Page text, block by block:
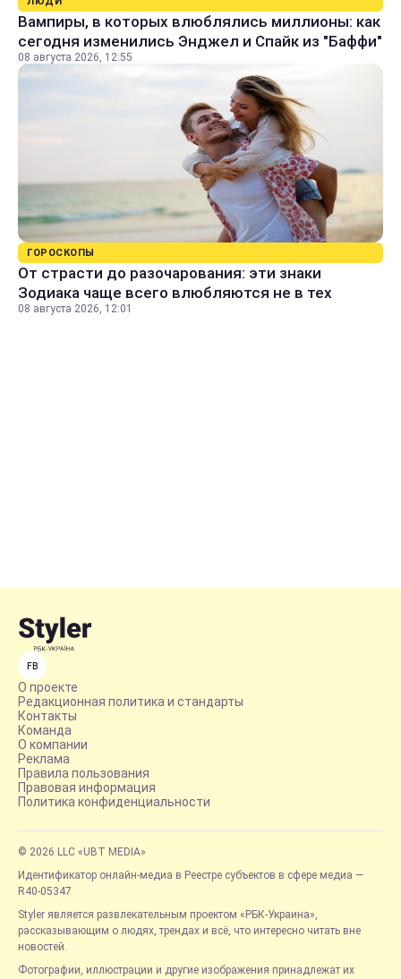
Вампиры, в которых влюблялись миллионы: как
сегодня изменились Энджел и Спайк из "Баффи"
08 августа 2026, 12:55
ГОРОСКОПЫ
От страсти до разочарования: эти знаки
Зодиака чаще всего влюбляются не в тех
08 августа 2026, 12:01
FB
О проекте
Редакционная политика и стандарты
Контакты
Команда
О компании
Реклама
Правила пользования
Правовая информация
Политика конфиденциальности
© 2026 LLC «UBT MEDIA»
Идентификатор онлайн-медиа в Реестре субъектов в сфере медиа —
R40-05347
Styler является развлекательным проектом «РБК-Украина»,
рассказывающим о людях, трендах и всё, что интересно читать вне
новостей.
Фотографии, иллюстрации и другие изображения принадлежат их